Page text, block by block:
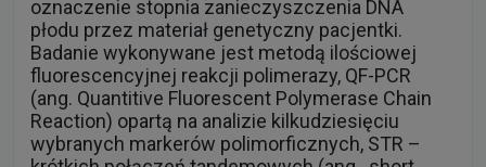
oznaczenie stopnia zanieczyszczenia DNA
płodu przez materiał genetyczny pacjentki.
Badanie wykonywane jest metodą ilościowej
fluorescencyjnej reakcji polimerazy, QF-PCR
(ang. Quantitive Fluorescent Polymerase Chain
Reaction) opartą na analizie kilkudziesięciu
wybranych markerów polimorficznych, STR –